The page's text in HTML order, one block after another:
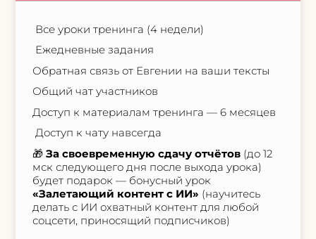
Все уроки тренинга (4 недели)
Ежедневные задания
Обратная связь от Евгении на ваши тексты
Общий чат участников
Доступ к материалам тренинга — 6 месяцев
Доступ к чату навсегда
🎁За своевременную сдачу отчётов (до 12
мск следующего дня после выхода урока)
будет подарок — бонусный урок
«Залетающий контент с ИИ» (научитесь
делать с ИИ охватный контент для любой
соцсети, приносящий подписчиков)